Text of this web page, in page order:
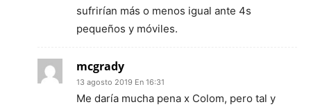
sufrirían más o menos igual ante 4s
pequeños y móviles.
mcgrady
13 agosto 2019 En 16:31
Me daría mucha pena x Colom, pero tal y